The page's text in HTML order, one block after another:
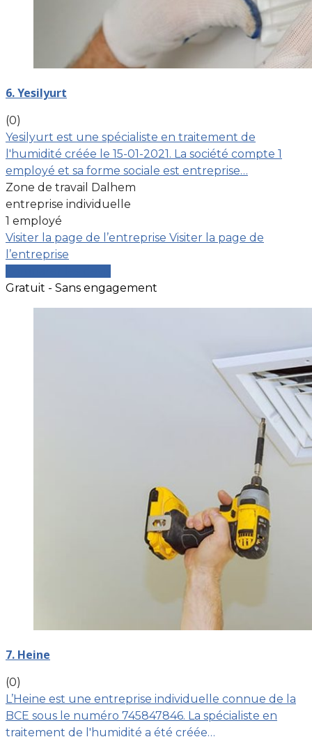
6. Yesilyurt
(0)
Yesilyurt est une spécialiste en traitement de
l'humidité créée le 15-01-2021. La société compte 1
employé et sa forme sociale est entreprise…
Zone de travail Dalhem
entreprise individuelle
1 employé
Visiter la page de l’entreprise Visiter la page de
l’entreprise
Gratuit - Sans engagement
7. Heine
(0)
L’Heine est une entreprise individuelle connue de la
BCE sous le numéro 745847846. La spécialiste en
traitement de l'humidité a été créée…